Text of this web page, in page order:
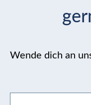
Wende dich an